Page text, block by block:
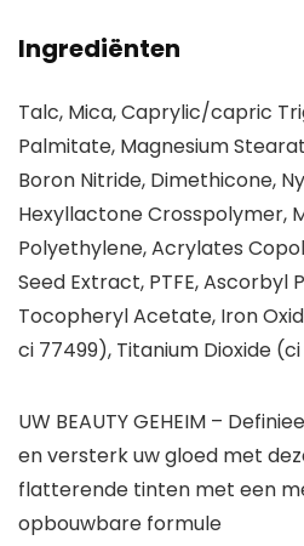
Ingrediënten
Talc, Mica, Caprylic/capric
Palmitate, Magnesium
Boron Nitride, Dimethicone,
Hexyllactone Crosspolymer,
Polyethylene, Acrylates
Seed Extract, PTFE, Ascorbyl
Tocopheryl Acetate, Iron
ci 77499), Titanium Dioxide (ci
UW BEAUTY GEHEIM –
en versterk uw gloed met
flatterende tinten met een
opbouwbare formule